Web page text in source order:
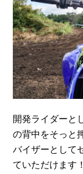
開発ライダーと
の背中をそっと
バイザーとして
ていただけます！